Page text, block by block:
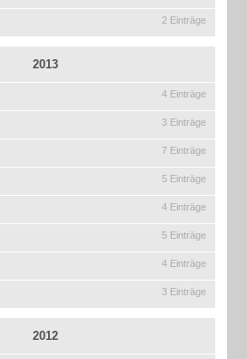
2 Einträge
2013
4 Einträge
3 Einträge
7 Einträge
5 Einträge
4 Einträge
5 Einträge
4 Einträge
3 Einträge
2012